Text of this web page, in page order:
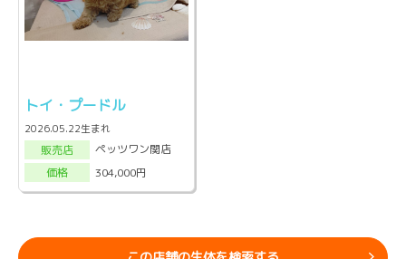
トイ・プードル
2026.05.22生まれ
販売店
ペッツワン関店
価格
304,000円